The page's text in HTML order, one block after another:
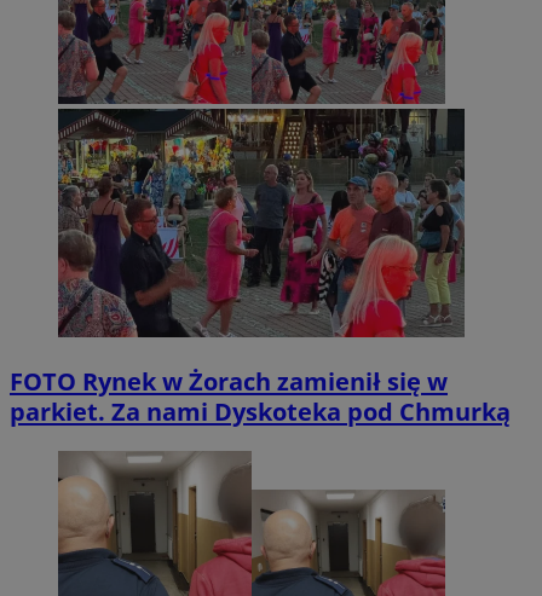
FOTO Rynek w Żorach zamienił się w
parkiet. Za nami Dyskoteka pod Chmurką